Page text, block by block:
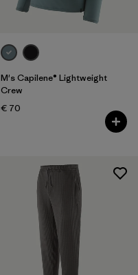
M's Capilene® Lightweight
Crew
€ 70